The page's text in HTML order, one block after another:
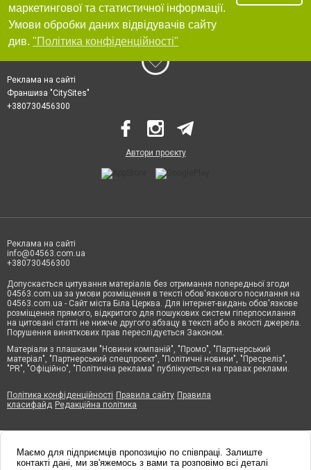
маркетингової та статистичної інформації.
Умови обробки даних відвідувачів сайту
див. "Політика конфіденційності"
Реклама на сайті
Франшиза "CitySites"
+380730456300
Автори проєкту
Реклама на сайті
info@04563.com.ua
+380730456300
Допускається цитування матеріалів без отримання попередньої згоди
04563.com.ua за умови розміщення в тексті обов'язкового посилання на
04563.com.ua - Сайт міста Біла Церква. Для інтернет-видань обов'язкове
розміщення прямого, відкритого для пошукових систем гіперпосилання
на цитовані статті не нижче другого абзацу в тексті або в якості джерела.
Порушення виняткових прав переслідується Законом.
Матеріали з плашками "Новини компаній", "Промо", "Партнерський
матеріал", "Партнерський спецпроєкт", "Політичні новини", "Пресреліз",
"PR", "Офіційно", "Політична реклама" публікуються на правах реклами.
Політика конфіденційності Правила сайту Правила
класифайд Редакційна політика
Маємо для підприємців пропозицію по співпраці. Залиште
контакті дані, ми зв'яжемось з вами та розповімо всі деталі